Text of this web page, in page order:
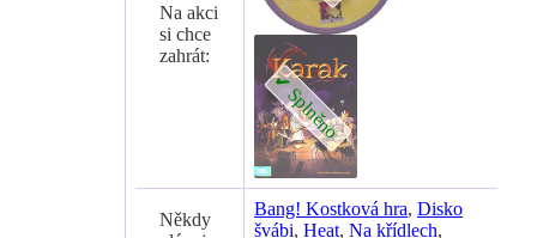
Na akci
si chce
zahrát:
Někdy
Bang! Kostková hra, Disko
švábi, Heat, Na křídlech,